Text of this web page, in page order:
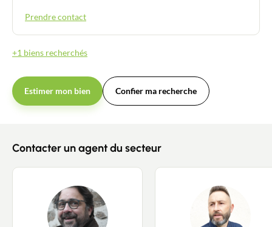
Prendre contact
+1 biens recherchés
Estimer mon bien Confier ma recherche
Contacter un agent du secteur